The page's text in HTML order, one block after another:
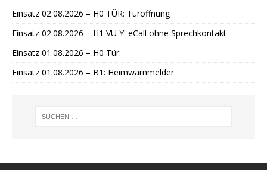
Einsatz 02.08.2026 – H0 TÜR: Türöffnung
Einsatz 02.08.2026 – H1 VU Y: eCall ohne Sprechkontakt
Einsatz 01.08.2026 – H0 Tür:
Einsatz 01.08.2026 – B1: Heimwarnmelder